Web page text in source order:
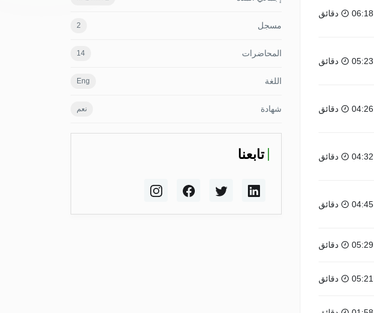
06:18 دقائق
05:23 دقائق
04:26 دقائق
04:32 دقائق
04:45 دقائق
05:29 دقائق
05:21 دقائق
مسجل 2
المحاضرات 14
اللغة Eng
شهادة نعم
تابعنا